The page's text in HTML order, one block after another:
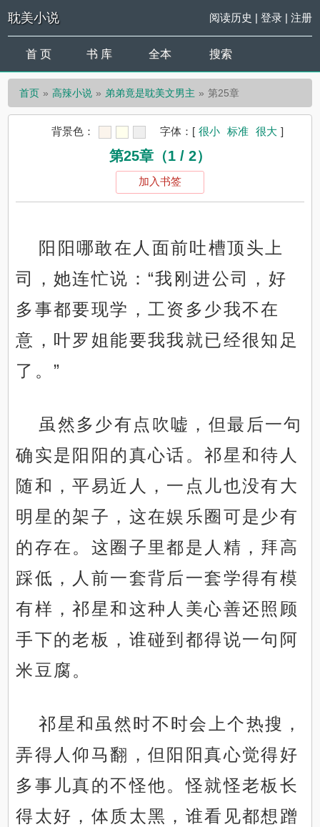
耽美小说 阅读历史 | 登录| 注册
首 页 书 库 全本 搜索
首页 高辣小说 弟弟竟是耽美文男主 第25章
背景色： 字体： [ 很小 标准 很大 ]
第25章（1 / 2）
加入书签
阳阳哪敢在人面前吐槽顶头上
司，她连忙说：“我刚进公司，好
多事都要现学，工资多少我不在
意，叶罗姐能要我我就已经很知足
了。”
虽然多少有点吹嘘，但最后一句
确实是阳阳的真心话。祁星和待人
随和，平易近人，一点儿也没有大
明星的架子，这在娱乐圈可是少有
的存在。这圈子里都是人精，拜高
踩低，人前一套背后一套学得有模
有样，祁星和这种人美心善还照顾
手下的老板，谁碰到都得说一句阿
米豆腐。
祁星和虽然时不时会上个热搜，
弄得人仰马翻，但阳阳真心觉得好
多事儿真的不怪他。怪就怪老板长
得太好，体质太黑，谁看见都想蹭